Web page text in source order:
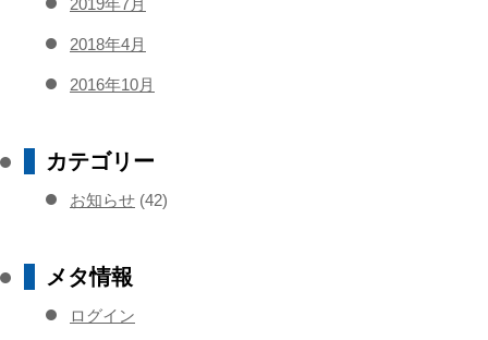
2019年7月
2018年4月
2016年10月
カテゴリー
お知らせ (42)
メタ情報
ログイン